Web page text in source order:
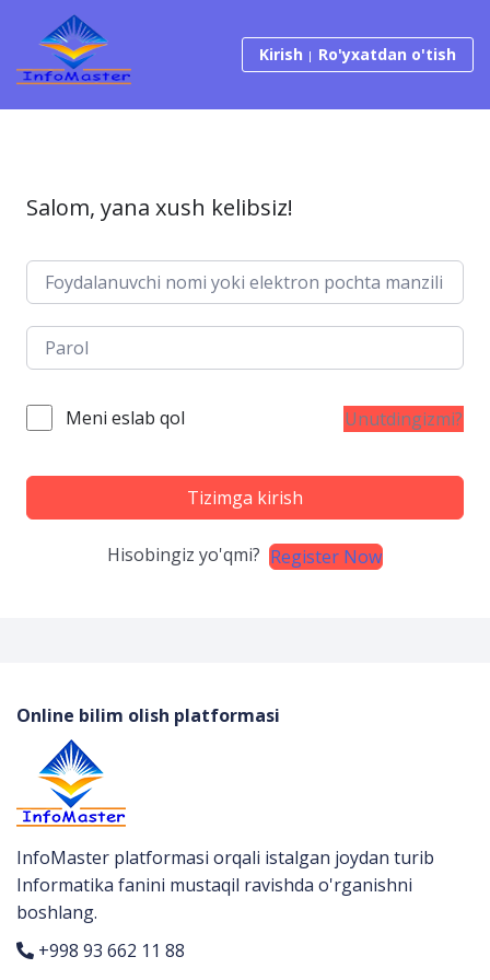
Tarkibga o‘tish
Kirish Ro'yxatdan o'tish
Salom, yana xush kelibsiz!
Meni eslab qol Unutdingizmi?
Tizimga kirish
Hisobingiz yo'qmi? Register Now
Online bilim olish platformasi
InfoMaster platformasi orqali istalgan joydan turib
Informatika fanini mustaqil ravishda o'rganishni
boshlang.
+998 93 662 11 88